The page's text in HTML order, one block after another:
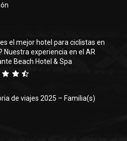
el mejor hotel para ciclistas en
Nuestra experiencia en el AR
Beach Hotel & Spa
de viajes 2025 – Familia(s)